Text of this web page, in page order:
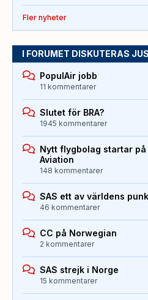
Fler nyheter
I FORUMET DISKUTERAS
PopulAir jobb
11 kommentarer
Slutet för BRA?
1945 kommentarer
Nytt flygbolag startar på
Aviation
148 kommentarer
SAS ett av världens
46 kommentarer
CC på Norwegian
2 kommentarer
SAS strejk i Norge
15 kommentarer